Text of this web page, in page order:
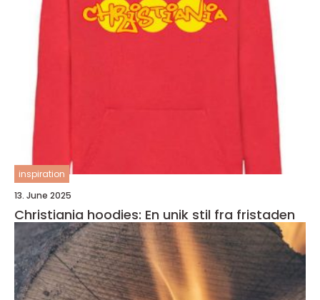
inspiration
13. June 2025
Christiania hoodies: En unik stil fra fristaden